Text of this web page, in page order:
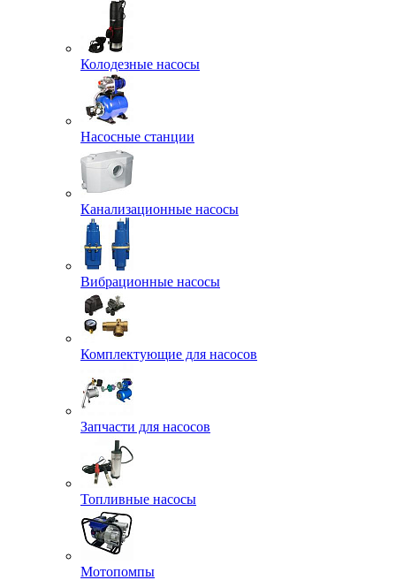
Колодезные насосы
Насосные станции
Канализационные насосы
Вибрационные насосы
Комплектующие для насосов
Запчасти для насосов
Топливные насосы
Мотопомпы